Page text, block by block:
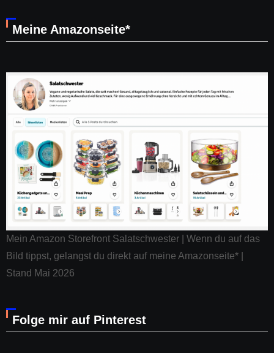
Meine Amazonseite*
Mein Amazon Storefront Salatschwester | Wenn du auf das
Bild tippst, gelangst du direkt auf meine Amazonseite* |
Stand Mai 2026
Folge mir auf Pinterest